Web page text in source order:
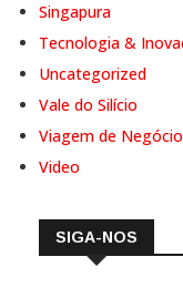
Singapura
Tecnologia &
Uncategorized
Vale do Silício
Viagem de
Video
SIGA-NOS